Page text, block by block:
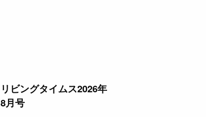
リビングタイムス2026年
8月号